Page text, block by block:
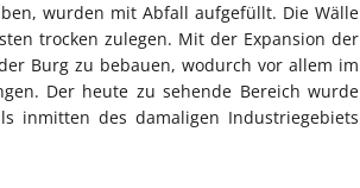
wurden mit Abfall aufgefüllt. Die Wälle
trocken zulegen. Mit der Expansion der
Burg zu bebauen, wodurch vor allem im
Der heute zu sehende Bereich wurde
inmitten des damaligen Industriegebiets